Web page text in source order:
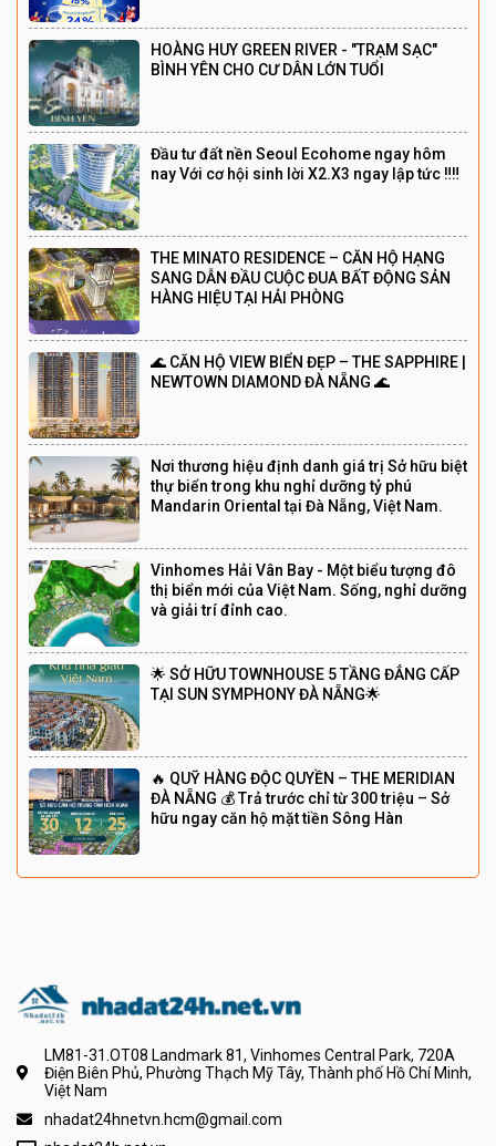
HOÀNG HUY GREEN RIVER - "TRẠM SẠC"
BÌNH YÊN CHO CƯ DÂN LỚN TUỔI
Đầu tư đất nền Seoul Ecohome ngay hôm
nay Với cơ hội sinh lời X2.X3 ngay lập tức ‼️‼️
THE MINATO RESIDENCE – CĂN HỘ HẠNG
SANG DẪN ĐẦU CUỘC ĐUA BẤT ĐỘNG SẢN
HÀNG HIỆU TẠI HẢI PHÒNG
🌊 CĂN HỘ VIEW BIỂN ĐẸP – THE SAPPHIRE |
NEWTOWN DIAMOND ĐÀ NẴNG 🌊
Nơi thương hiệu định danh giá trị Sở hữu biệt
thự biển trong khu nghỉ dưỡng tỷ phú
Mandarin Oriental tại Đà Nẵng, Việt Nam.
Vinhomes Hải Vân Bay - Một biểu tượng đô
thị biển mới của Việt Nam. Sống, nghỉ dưỡng
và giải trí đỉnh cao.
🌟 SỞ HỮU TOWNHOUSE 5 TẦNG ĐẲNG CẤP
TẠI SUN SYMPHONY ĐÀ NẴNG🌟
🔥 QUỸ HÀNG ĐỘC QUYỀN – THE MERIDIAN
ĐÀ NẴNG 💰 Trả trước chỉ từ 300 triệu – Sở
hữu ngay căn hộ mặt tiền Sông Hàn
LM81-31.OT08 Landmark 81, Vinhomes Central Park, 720A
Điện Biên Phủ, Phường Thạch Mỹ Tây, Thành phố Hồ Chí Minh,
Việt Nam
nhadat24hnetvn.hcm@gmail.com